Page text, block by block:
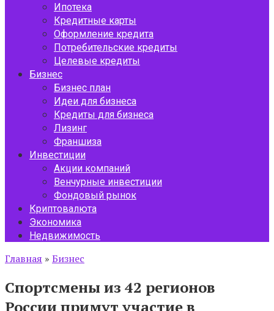
Ипотека
Кредитные карты
Оформление кредита
Потребительские кредиты
Целевые кредиты
Бизнес
Бизнес план
Идеи для бизнеса
Кредиты для бизнеса
Лизинг
Франшиза
Инвестиции
Акции компаний
Венчурные инвестиции
Фондовый рынок
Криптовалюта
Экономика
Недвижимость
Главная » Бизнес
Спортсмены из 42 регионов
России примут участие в